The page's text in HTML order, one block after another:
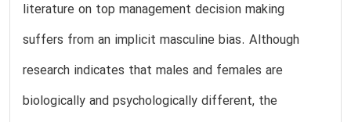
literature on top management decision making
suffers from an implicit masculine bias. Although
research indicates that males and females are
biologically and psychologically different, the